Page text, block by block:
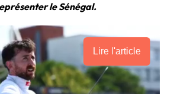
le Sénégal.
Lire l'article